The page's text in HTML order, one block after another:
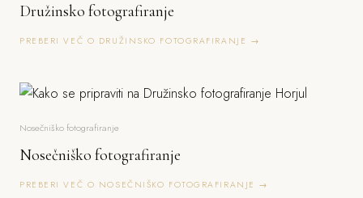
Družinsko fotografiranje
PREBERI VEČ O DRUŽINSKO FOTOGRAFIRANJE →
Nosečniško fotografiranje
Nosečniško fotografiranje
PREBERI VEČ O NOSEČNIŠKO FOTOGRAFIRANJE →